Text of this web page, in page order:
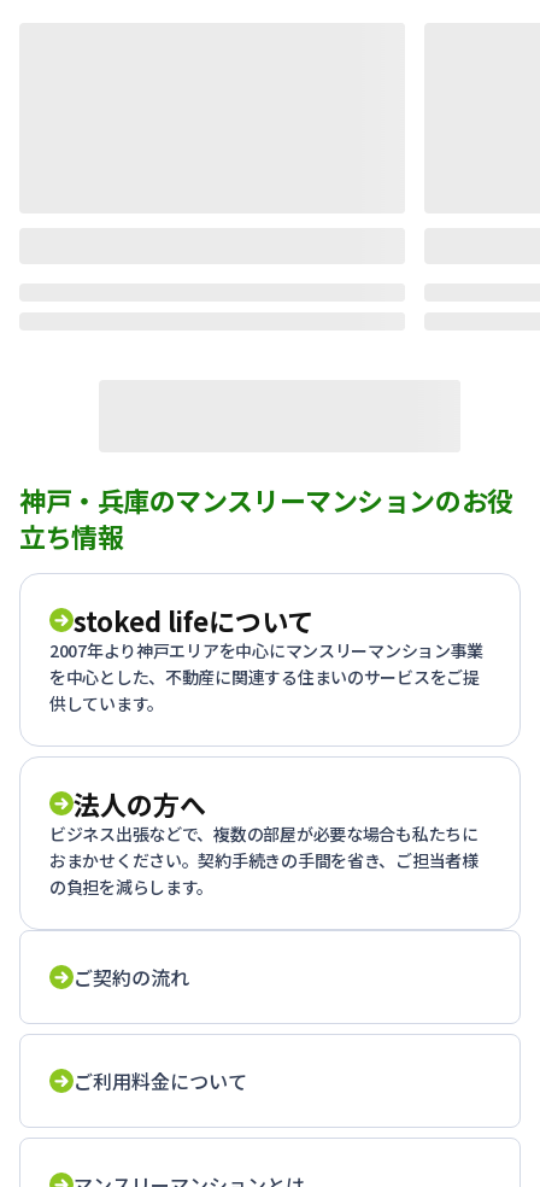
神戸・兵庫のマンスリーマンションのお役
立ち情報
stoked lifeについて
2007年より神戸エリアを中心にマンスリーマンション事業
を中心とした、不動産に関連する住まいのサービスをご提
供しています。
法人の方へ
ビジネス出張などで、複数の部屋が必要な場合も私たちに
おまかせください。契約手続きの手間を省き、ご担当者様
の負担を減らします。
ご契約の流れ
ご利用料金について